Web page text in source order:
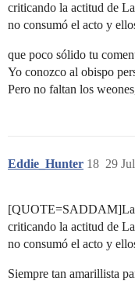
criticando la actitud de
no consumó el acto y
que poco sólido tu
Yo conozco al obispo
Pero no faltan los
Eddie_Hunter 29
18
[QUOTE=SADDAM]La
criticando la actitud de
no consumó el acto y
Siempre tan amarillista